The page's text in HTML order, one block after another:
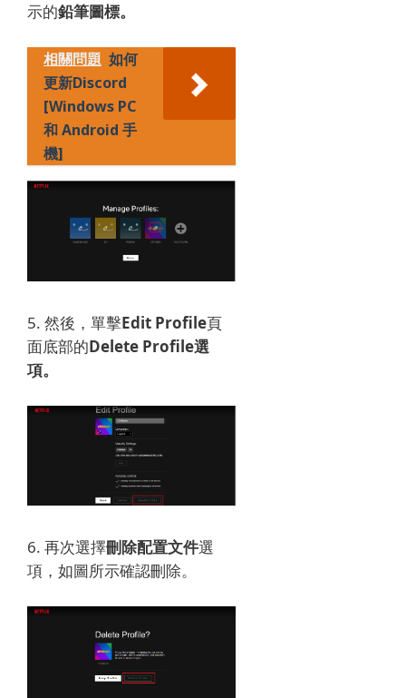
示的鉛筆圖標。
相關問題 如何
更新Discord
[Windows PC
和 Android 手
機]
5. 然後，單擊Edit Profile頁
面底部的Delete Profile選
項。
6. 再次選擇刪除配置文件選
項，如圖所示確認刪除。